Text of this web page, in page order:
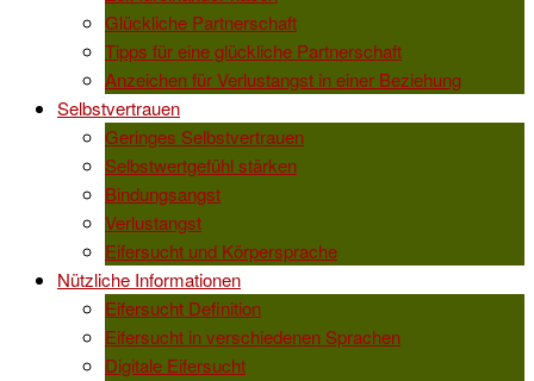
Glückliche Partnerschaft
Tipps für eine glückliche Partnerschaft
Anzeichen für Verlustangst in einer Beziehung
Selbstvertrauen
Geringes Selbstvertrauen
Selbstwertgefühl stärken
Bindungsangst
Verlustangst
Eifersucht und Körpersprache
Nützliche Informationen
Eifersucht Definition
Eifersucht in verschiedenen Sprachen
Digitale Eifersucht